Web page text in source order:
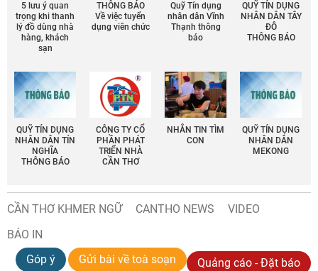
5 lưu ý quan
trọng khi thanh
lý đồ dùng nhà
hàng, khách
sạn
THÔNG BÁO
Về việc tuyển
dụng viên chức
Quỹ Tín dụng
nhân dân Vĩnh
Thạnh thông
báo
QUỸ TÍN DỤNG
NHÂN DÂN TÂY
ĐÔ
THÔNG BÁO
QUỸ TÍN DỤNG
NHÂN DÂN TÍN
NGHĨA
THÔNG BÁO
CÔNG TY CỔ
PHẦN PHÁT
TRIỂN NHÀ
CẦN THƠ
NHẮN TIN TÌM
CON
QUỸ TÍN DỤNG
NHÂN DÂN
MEKONG
CẦN THƠ KHMER NGỮ CANTHO NEWS
VIDEO
BÁO IN
Góp ý
Gửi bài về toà soạn Quảng cáo - Đặt báo